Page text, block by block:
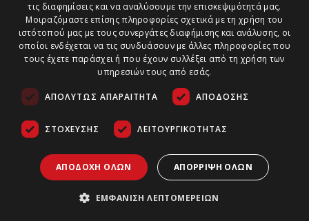
τις διαφημίσεις και να αναλύσουμε την επισκεψιμότητά μας.
Μοιραζόμαστε επίσης πληροφορίες σχετικά με τη χρήση του
ιστότοπού μας με τους συνεργάτες διαφήμισης και ανάλυσης, οι
οποίοι ενδέχεται να τις συνδυάσουν με άλλες πληροφορίες που
τους έχετε παράσχει ή που έχουν συλλέξει από τη χρήση των
υπηρεσιών τους από εσάς.
ΑΠΟΛΎΤΩΣ ΑΠΑΡΑΊΤΗΤΑ ΑΠΌΔΟΣΗΣ
ΣΤΌΧΕΥΣΗΣ ΛΕΙΤΟΥΡΓΙΚΌΤΗΤΑΣ
ΑΠΟΔΟΧΉ ΌΛΩΝ ΑΠΌΡΡΙΨΗ ΌΛΩΝ
ΕΜΦΆΝΙΣΗ ΛΕΠΤΟΜΕΡΕΙΏΝ